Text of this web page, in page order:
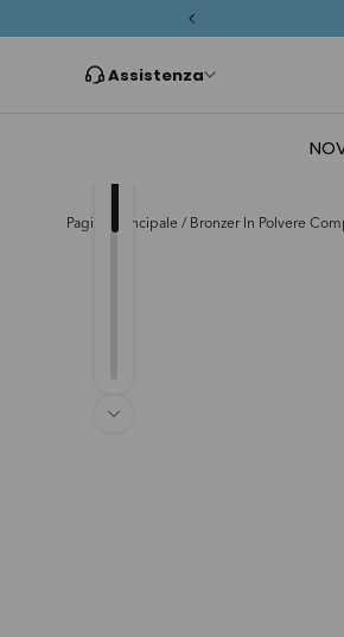
Passa ai contenuti
Assistenza
Pagina principale / Bronzer In Polvere